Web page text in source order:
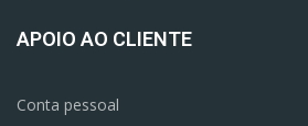
APOIO AO CLIENTE
Conta pessoal